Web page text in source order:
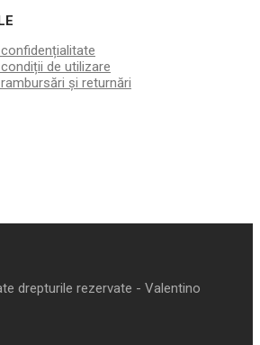
de utilizare
și returnări
drepturile rezervate - Valentino